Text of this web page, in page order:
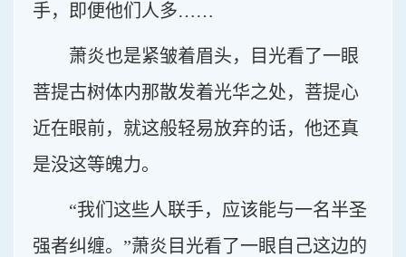
手，即便他们人多……
萧炎也是紧皱着眉头，目光看了一眼
菩提古树体内那散发着光华之处，菩提心
近在眼前，就这般轻易放弃的话，他还真
是没这等魄力。
“我们这些人联手，应该能与一名半圣
强者纠缠。”萧炎目光看了一眼自己这边的